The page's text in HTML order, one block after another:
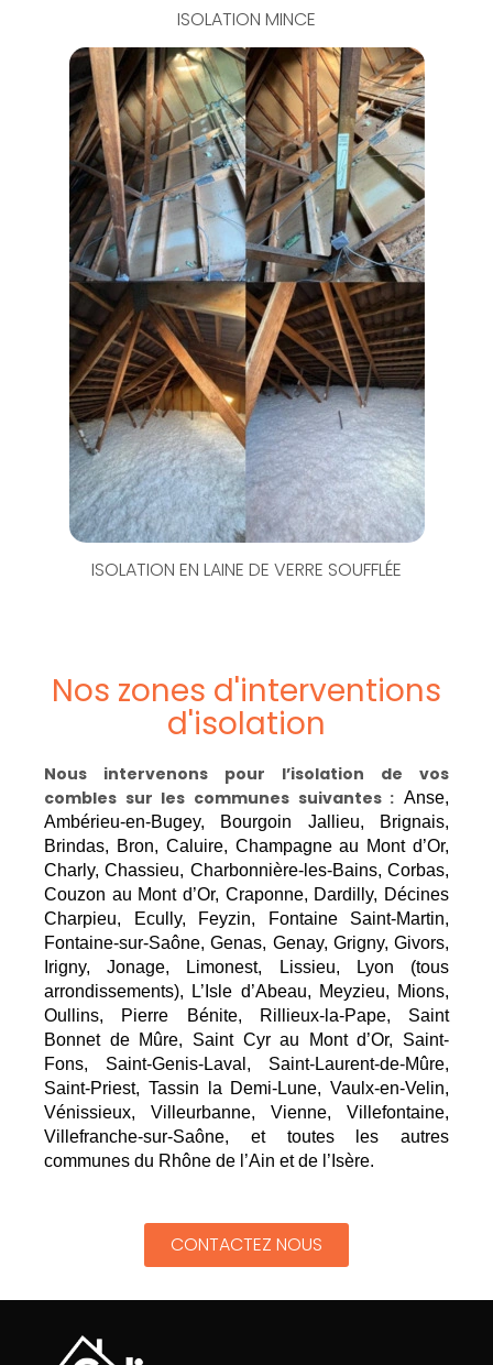
ISOLATION MINCE
ISOLATION EN LAINE DE VERRE SOUFFLÉE
Nos zones d'interventions
d'isolation
Nous intervenons pour l’isolation de vos
combles sur les communes suivantes : Anse,
Ambérieu-en-Bugey, Bourgoin Jallieu, Brignais,
Brindas, Bron, Caluire, Champagne au Mont d’Or,
Charly, Chassieu, Charbonnière-les-Bains, Corbas,
Couzon au Mont d’Or, Craponne, Dardilly, Décines
Charpieu, Ecully, Feyzin, Fontaine Saint-Martin,
Fontaine-sur-Saône, Genas, Genay, Grigny, Givors,
Irigny, Jonage, Limonest, Lissieu, Lyon (tous
arrondissements), L’Isle d’Abeau, Meyzieu, Mions,
Oullins, Pierre Bénite, Rillieux-la-Pape, Saint
Bonnet de Mûre, Saint Cyr au Mont d’Or, Saint-
Fons, Saint-Genis-Laval, Saint-Laurent-de-Mûre,
Saint-Priest, Tassin la Demi-Lune, Vaulx-en-Velin,
Vénissieux, Villeurbanne, Vienne, Villefontaine,
Villefranche-sur-Saône, et toutes les autres
communes du Rhône de l’Ain et de l’Isère.
CONTACTEZ NOUS